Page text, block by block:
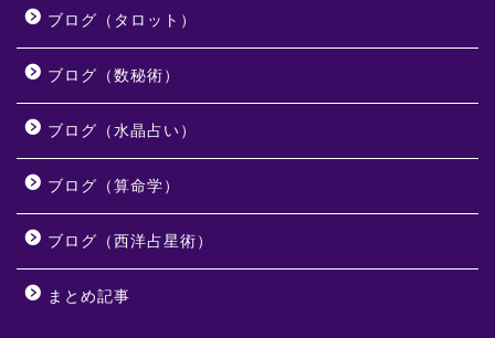
ブログ（タロット）
ブログ（数秘術）
ブログ（水晶占い）
ブログ（算命学）
ブログ（西洋占星術）
まとめ記事